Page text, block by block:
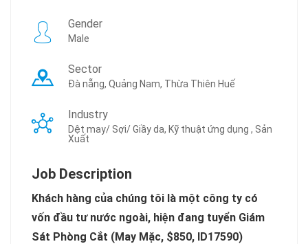
Gender
Male
Sector
Đà nẵng, Quảng Nam, Thừa Thiên Huế
Industry
Dệt may/ Sợi/ Giầy da, Kỹ thuật ứng dụng , Sản
Xuất
Job Description
Khách hàng của chúng tôi là một công ty có
vốn đầu tư nước ngoài, hiện đang tuyển Giám
Sát Phòng Cắt (May Mặc, $850, ID17590)